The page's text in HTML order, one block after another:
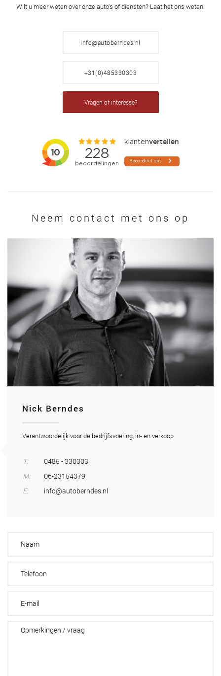
Wilt u meer weten over onze auto's of diensten? Laat het ons weten.
info@autoberndes.nl
+31(0)485330303
Vragen of interesse?
Neem contact met ons op
Nick Berndes
Verantwoordelijk voor de bedrijfsvoering, in- en verkoop
T:
0485 - 330303
M:
06-23154379
E:
info@autoberndes.nl